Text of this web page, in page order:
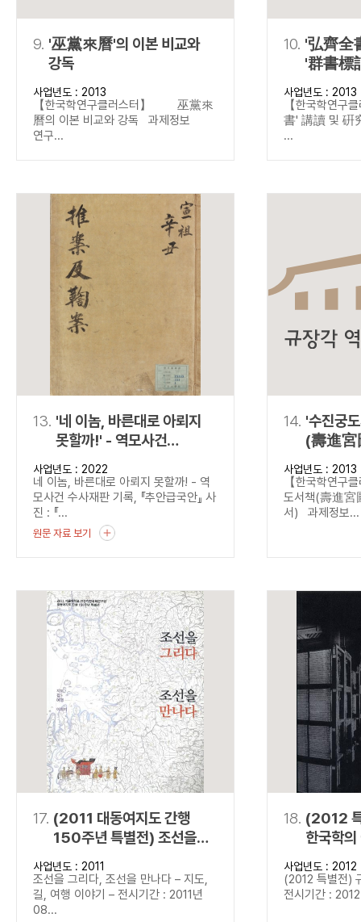
9. '巫黨來曆'의 이본 비교와
강독
사업년도 : 2013
【한국학연구클러스터】 巫黨來
曆의 이본 비교와 강독 과제정보
연구...
10. '弘齊全
'群書標
중심으로
사업년도 : 2013
【한국학연
書' 講讀 및
...
13. '네 이놈, 바른대로 아뢰지
못할까!' - 역모사건
수사재판 기록,
『추안급국안』
사업년도 : 2022
네 이놈, 바른대로 아뢰지 못할까! - 역
모사건 수사재판 기록, 『추안급국안』 사
진 : 『...
원문 자료 보기
14. '수진궁
(壽進宮
(탈초·정
사업년도 : 2013
【한국학연
도서책(壽進宮
서) 과제정보...
17. (2011 대동여지도 간행
150주년 특별전) 조선을
그리다, 조선을 만나다
사업년도 : 2011
조선을 그리다, 조선을 만나다 – 지도,
길, 여행 이야기 – 전시기간 : 2011년
08...
18. (2012
한국학의
사업년도 : 2012
(2012 특별전)
전시기간 :